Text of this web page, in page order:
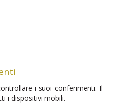
i suoi conferimenti. Il
i dispositivi mobili.